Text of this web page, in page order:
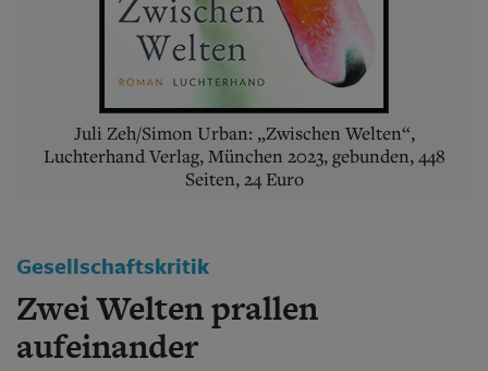
Wer wir sind
Aktuelle Ausgabe
Abonnenten-Login
Abonnent werden
Abo Prämien
Archiv
Mediadaten
Juli Zeh/Simon Urban: „Zwischen Welten“,
Luchterhand Verlag, München 2023, gebunden, 448
Seiten, 24 Euro
Gesellschaftskritik
Zwei Welten prallen
aufeinander